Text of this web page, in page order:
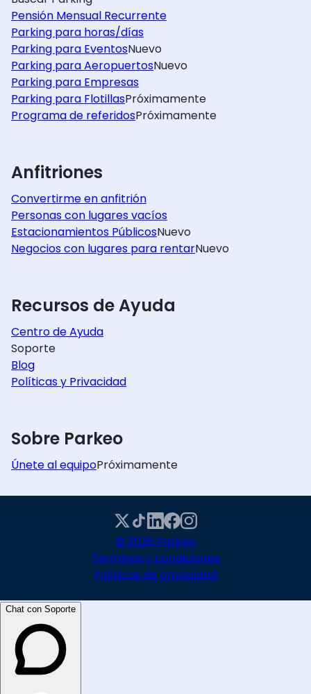
Pensión Mensual Recurrente
Parking para horas/días
Parking para EventosNuevo
Parking para AeropuertosNuevo
Parking para Empresas
Parking para FlotillasPróximamente
Programa de referidosPróximamente
Anfitriones
Convertirme en anfitrión
Personas con lugares vacíos
Estacionamientos PúblicosNuevo
Negocios con lugares para rentarNuevo
Recursos de Ayuda
Centro de Ayuda
Soporte
Blog
Políticas y Privacidad
Sobre Parkeo
Únete al equipoPróximamente
© 2026 Parkeo
Términos y condiciones
Políticas de privacidad
Chat con Soporte